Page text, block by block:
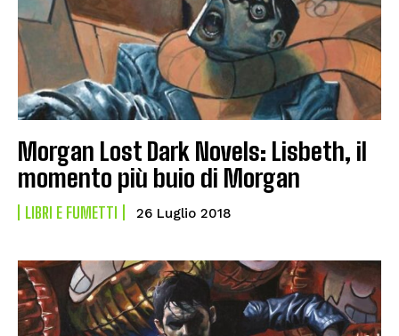
Morgan Lost Dark Novels: Lisbeth, il
momento più buio di Morgan
LIBRI E FUMETTI 26 Luglio 2018